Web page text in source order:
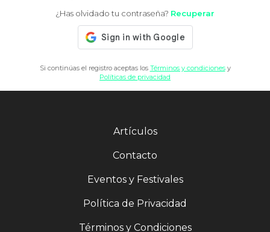
¿Has olvidado tu contraseña? Recuperar
Si continúas el registro aceptas los Términos y condicionesy
Políticas de privacidad
Artículos
Contacto
Eventos y Festivales
Política de Privacidad
Términos y Condiciones